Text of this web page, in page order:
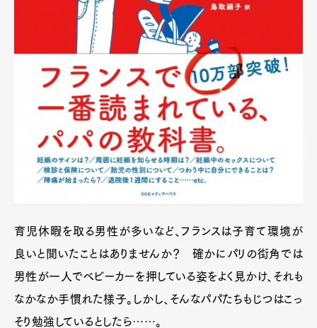
育児休暇を取る男性が多いなど、フランスは子育て環境が
良いと聞いたことはありませんか？ 確かにパリの街角では
男性が一人でベビーカーを押している姿をよく見かけ、それも
なかなか手慣れた様子。しかし、そんなパパたちもじつはこっ
そり勉強しているとしたら……。